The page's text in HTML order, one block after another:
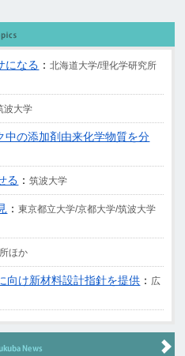
になる ：北海道大学/理化学研究所
波大学
中の添加剤由来化学物質を分
る ：筑波大学
：東京都立大学/京都大学/筑波大学
ほか
向け新材料設計指針を提供 ： 広